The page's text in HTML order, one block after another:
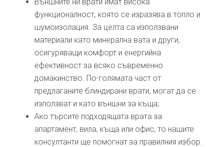
функционалност, която се изразява в топло и
шумоизолация. За целта са използвани
материали като минерална вата и други,
осигуряващи комфорт и енергийна
ефективност за всяко съвременно
домакинство. По-голямата част от
предлаганите блиндирани врати, могат да се
използват и като външни за къща;
Ако търсите подходящата врата за
апартамент, вила, къща или офис, то нашите
консултанти ще помогнат за правилния избор.